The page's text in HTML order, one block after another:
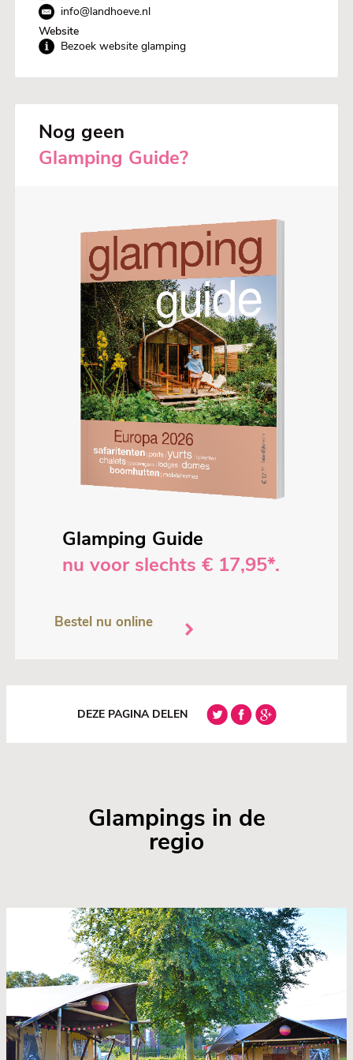
#Glampingnederland #DeLandhoeve #Veluwevakantie
#Offlinegaan #Boerderijcamping #Natuurvakantie
info@landhoeve.nl
Website
Bezoek website glamping
Nog geen
Glamping Guide?
Glamping Guide
nu voor slechts € 17,95*.
Bestel nu online
DEZE PAGINA DELEN
Glampings in de
regio